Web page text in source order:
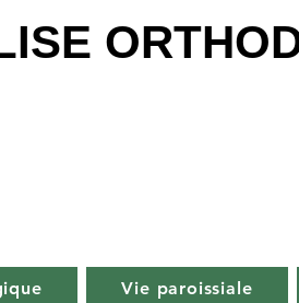
Vie paroissiale